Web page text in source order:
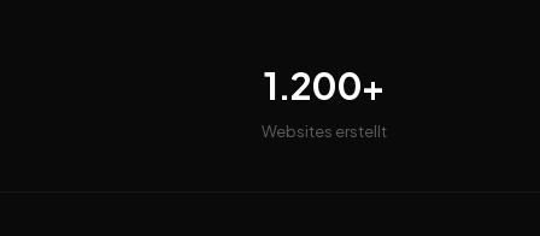
1.200+
Websites erstellt